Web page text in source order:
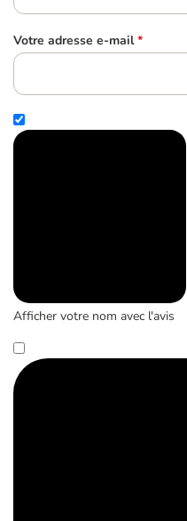
Votre adresse e-mail *
Afficher votre nom avec l'avis